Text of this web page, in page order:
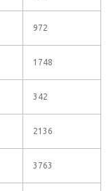
972
1748
342
2136
3763